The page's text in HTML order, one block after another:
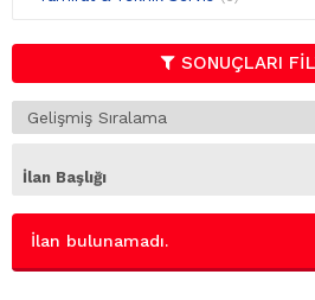
SONUÇLARI
İlan Başlığı
İlan bulunamadı.